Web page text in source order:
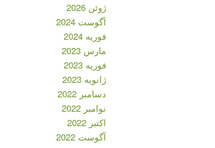
ژوئن 2026
آگوست 2024
فوریه 2024
مارس 2023
فوریه 2023
ژانویه 2023
دسامبر 2022
نوامبر 2022
اکتبر 2022
آگوست 2022